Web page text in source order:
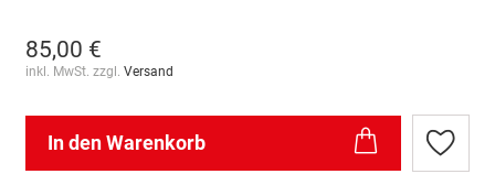
85,00 €
inkl. MwSt. zzgl. Versand
In den Warenkorb
Zur